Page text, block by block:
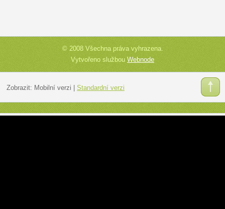
© 2008 Všechna práva vyhrazena.
Vytvořeno službouWebnode
Zobrazit: Mobilní verzi Standardní verzi